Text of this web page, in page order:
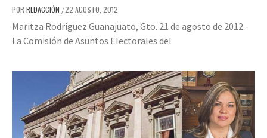
POR REDACCIÓN /22 AGOSTO, 2012
Maritza Rodríguez Guanajuato, Gto. 21 de agosto de 2012.-
La Comisión de Asuntos Electorales del